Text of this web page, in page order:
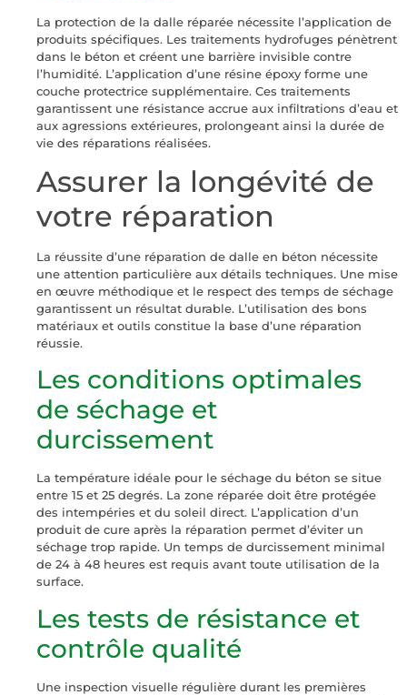
La protection de la dalle réparée nécessite l’application de
produits spécifiques. Les traitements hydrofuges pénètrent
dans le béton et créent une barrière invisible contre
l’humidité. L’application d’une résine époxy forme une
couche protectrice supplémentaire. Ces traitements
garantissent une résistance accrue aux infiltrations d’eau et
aux agressions extérieures, prolongeant ainsi la durée de
vie des réparations réalisées.
Assurer la longévité de
votre réparation
La réussite d’une réparation de dalle en béton nécessite
une attention particulière aux détails techniques. Une mise
en œuvre méthodique et le respect des temps de séchage
garantissent un résultat durable. L’utilisation des bons
matériaux et outils constitue la base d’une réparation
réussie.
Les conditions optimales
de séchage et
durcissement
La température idéale pour le séchage du béton se situe
entre 15 et 25 degrés. La zone réparée doit être protégée
des intempéries et du soleil direct. L’application d’un
produit de cure après la réparation permet d’éviter un
séchage trop rapide. Un temps de durcissement minimal
de 24 à 48 heures est requis avant toute utilisation de la
surface.
Les tests de résistance et
contrôle qualité
Une inspection visuelle régulière durant les premières